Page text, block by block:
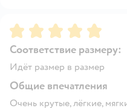
Рейтинг:5
Соответствие размеру:
Идёт размер в размер
Общие впечатления
Очень крутые, лёгкие,